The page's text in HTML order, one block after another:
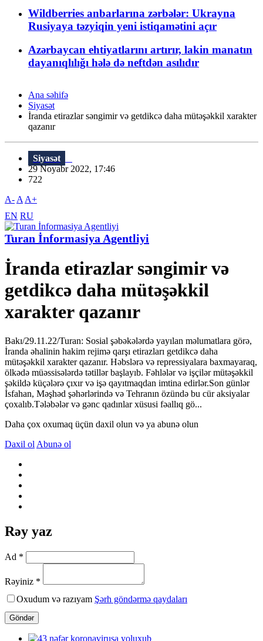
Wildberries anbarlarına zərbələr: Ukrayna
Rusiyaya təzyiqin yeni istiqamətini açır
Azərbaycan ehtiyatlarını artırır, lakin manatın
dayanıqlılığı hələ də neftdən asılıdır
Ana səhifə
Siyasət
İranda etirazlar səngimir və getdikcə daha mütəşəkkil xarakter
qazanır
Siyasət
29 Noyabr 2022, 17:46
722
A- A A+
EN RU
Turan İnformasiya Agentliyi
İranda etirazlar səngimir və
getdikcə daha mütəşəkkil
xarakter qazanır
Bakı/29.11.22/Turan: Sosial şəbəkələrdə yayılan məlumatlara görə,
İranda əhalinin hakim rejimə qarşı etirazları getdikcə daha
mütəşəkkil xarakter qazanır. Həbslərə və repressiyalara baxmayaraq,
ölkədə müəssisələrdə tətillər başlayıb. Fəhlələr və işçilər mütəşəkkil
şəkildə küçələrə çıxır və işə qayıtmaqdan imtina edirlər.Son günlər
İsfahan, Məşhəd şəhərlərində və Tehranın özündə bu cür aksiyalar
çoxalıb.Tələbələr və gənc qadınlar xüsusi fəallıq gö...
Daha çox oxumaq üçün daxil olun və ya abunə olun
Daxil ol Abunə ol
Rəy yaz
Ad *
Rəyiniz *
Oxudum və razıyam Şərh göndərmə qaydaları
Göndər